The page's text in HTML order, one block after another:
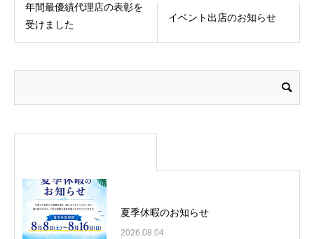
年間最優績代理店の表彰を
受けました
イベント出店のお知らせ
夏季休暇のお知らせ
2026.08.04